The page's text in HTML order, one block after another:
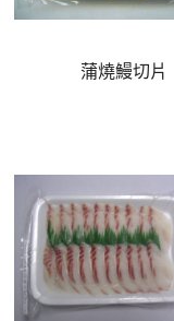
蒲燒鰻切片